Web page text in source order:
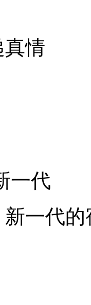
真情
一代
新一代